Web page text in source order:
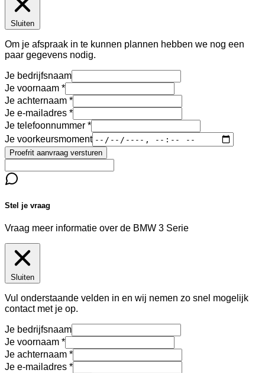
Sluiten
Om je afspraak in te kunnen plannen hebben we nog een
paar gegevens nodig.
Je bedrijfsnaam
Je voornaam
Je achternaam
Je e-mailadres
Je telefoonnummer
Je voorkeursmoment
Proefrit aanvraag versturen
Stel je vraag
Vraag meer informatie over de BMW 3 Serie
Sluiten
Vul onderstaande velden in en wij nemen zo snel mogelijk
contact met je op.
Je bedrijfsnaam
Je voornaam
Je achternaam
Je e-mailadres